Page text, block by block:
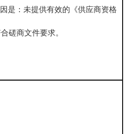
是：未提供有效的《供应商资格
磋商文件要求。